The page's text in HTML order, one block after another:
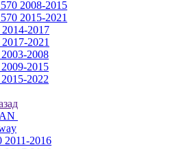
2008-2015
2015-2021
2017
2021
2008
2015
2022
2011-2016